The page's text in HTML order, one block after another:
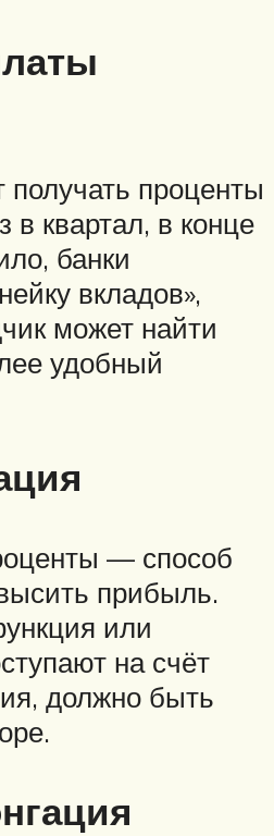
проценты
в квартал, в конце
банки
вкладов»,
может найти
удобный
— способ
прибыль.
или
на счёт
должно быть